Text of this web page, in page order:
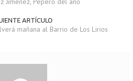
ARTÍCULO
mañana al Barrio de Los Lirios